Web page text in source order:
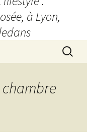
à Lyon,